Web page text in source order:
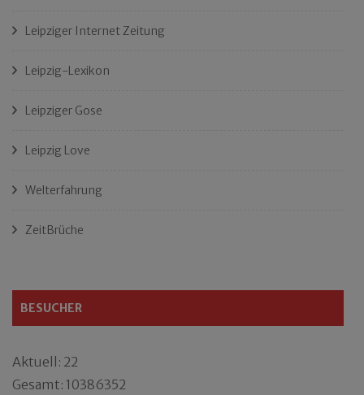
Leipziger Internet Zeitung
Leipzig-Lexikon
Leipziger Gose
Leipzig Love
Welterfahrung
ZeitBrüche
BESUCHER
Aktuell: 22
Gesamt: 10386352